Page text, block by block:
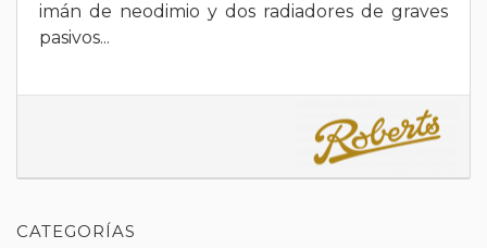
imán de neodimio y dos radiadores de graves
pasivos...
CATEGORÍAS